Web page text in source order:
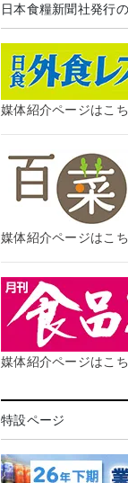
日本食糧新聞社発行
媒体紹介ページはこ
媒体紹介ページはこ
媒体紹介ページはこ
特設ページ